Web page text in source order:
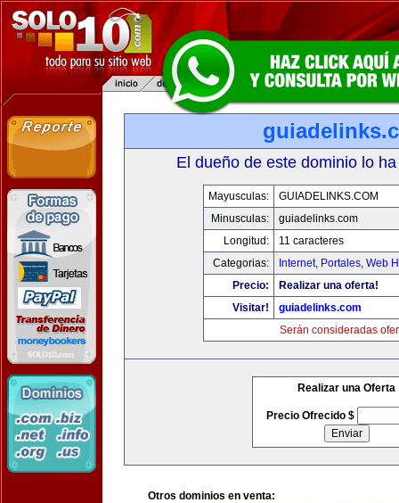
El dueño de este dominio lo
Mayusculas:
GUIADELINKS.COM
Minusculas:
guiadelinks.com
Longitud:
11 caracteres
Categorias:
Internet, Portales, Web
Precio:
Realizar una oferta!
Visitar!
guiadelinks.com
Serán consideradas
Realizar una Oferta
Precio Ofrecido $
Otros dominios en venta: